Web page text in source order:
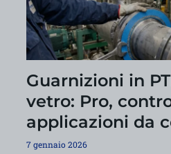
Guarnizioni in
vetro: Pro,
applicazioni da
7 gennaio 2026